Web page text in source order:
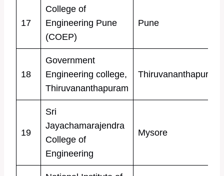
17
College of
Engineering Pune
(COEP)
Pune
18
Government
Engineering college,
Thiruvananthapuram
Thiruvananthapuram
19
Sri
Jayachamarajendra
College of
Engineering
Mysore